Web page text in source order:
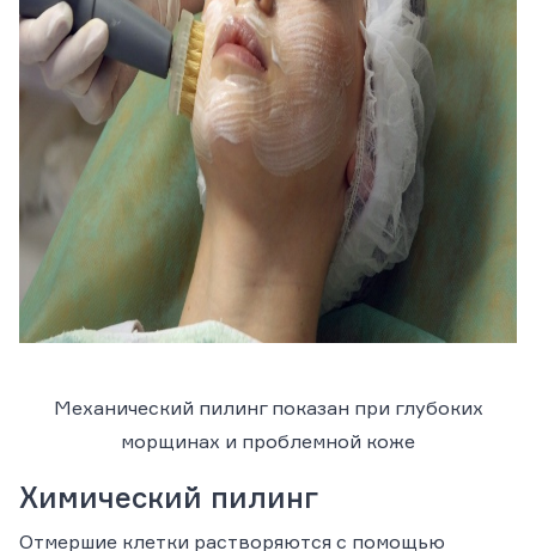
Механический пилинг показан при глубоких
морщинах и проблемной коже
Химический пилинг
Отмершие клетки растворяются с помощью